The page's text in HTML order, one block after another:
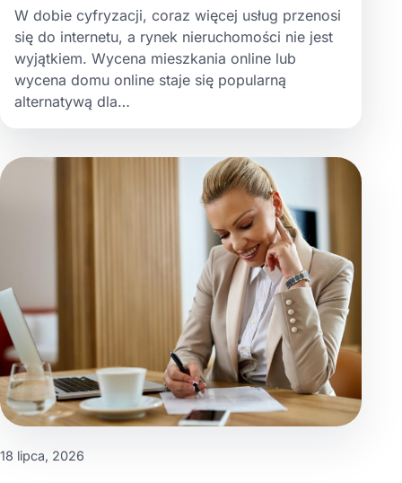
W dobie cyfryzacji, coraz więcej usług przenosi
się do internetu, a rynek nieruchomości nie jest
wyjątkiem. Wycena mieszkania online lub
wycena domu online staje się popularną
alternatywą dla…
18 lipca, 2026